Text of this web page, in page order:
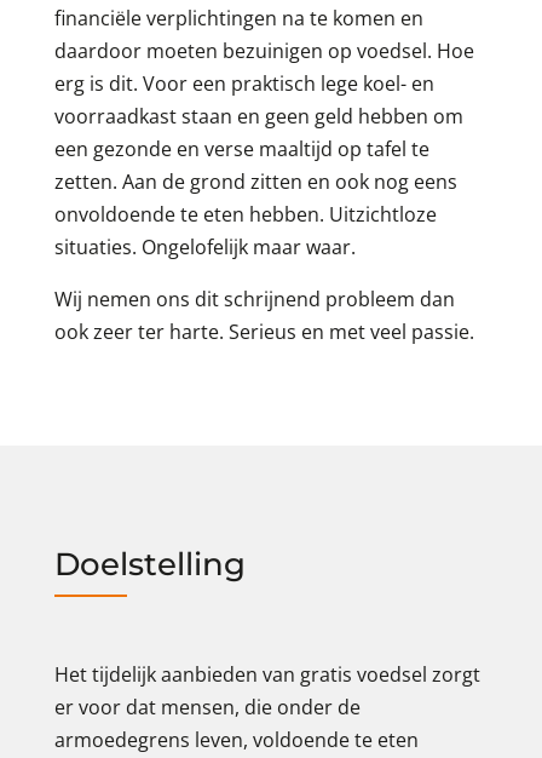
financiële verplichtingen na te komen en
daardoor moeten bezuinigen op voedsel. Hoe
erg is dit. Voor een praktisch lege koel- en
voorraadkast staan en geen geld hebben om
een gezonde en verse maaltijd op tafel te
zetten. Aan de grond zitten en ook nog eens
onvoldoende te eten hebben. Uitzichtloze
situaties. Ongelofelijk maar waar.
Wij nemen ons dit schrijnend probleem dan
ook zeer ter harte. Serieus en met veel passie.
Doelstelling
Het tijdelijk aanbieden van gratis voedsel zorgt
er voor dat mensen, die onder de
armoedegrens leven, voldoende te eten